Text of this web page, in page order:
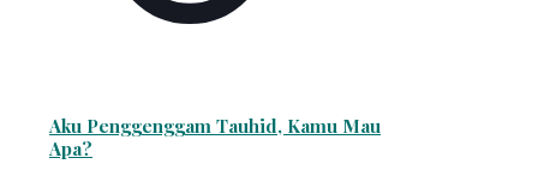
Aku Penggenggam Tauhid, Kamu Mau
Apa?